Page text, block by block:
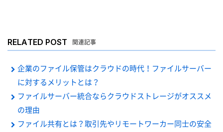
RELATED POST 関連記事
企業のファイル保管はクラウドの時代！ファイルサーバー
に対するメリットとは？
ファイルサーバー統合ならクラウドストレージがオススメ
の理由
ファイル共有とは？取引先やリモートワーカー同士の安全